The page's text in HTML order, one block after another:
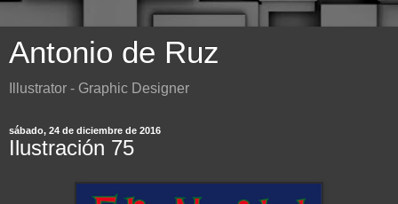
Antonio de Ruz
Illustrator - Graphic Designer
sábado, 24 de diciembre de 2016
Ilustración 75